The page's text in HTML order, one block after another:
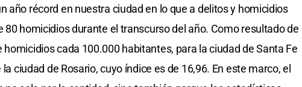
año récord en nuestra ciudad en lo que a delitos y homicidios
80 homicidios durante el transcurso del año. Como resultado de
cada 100.000 habitantes, para la ciudad de Santa Fe
ciudad de Rosario, cuyo índice es de 16,96. En este marco, el